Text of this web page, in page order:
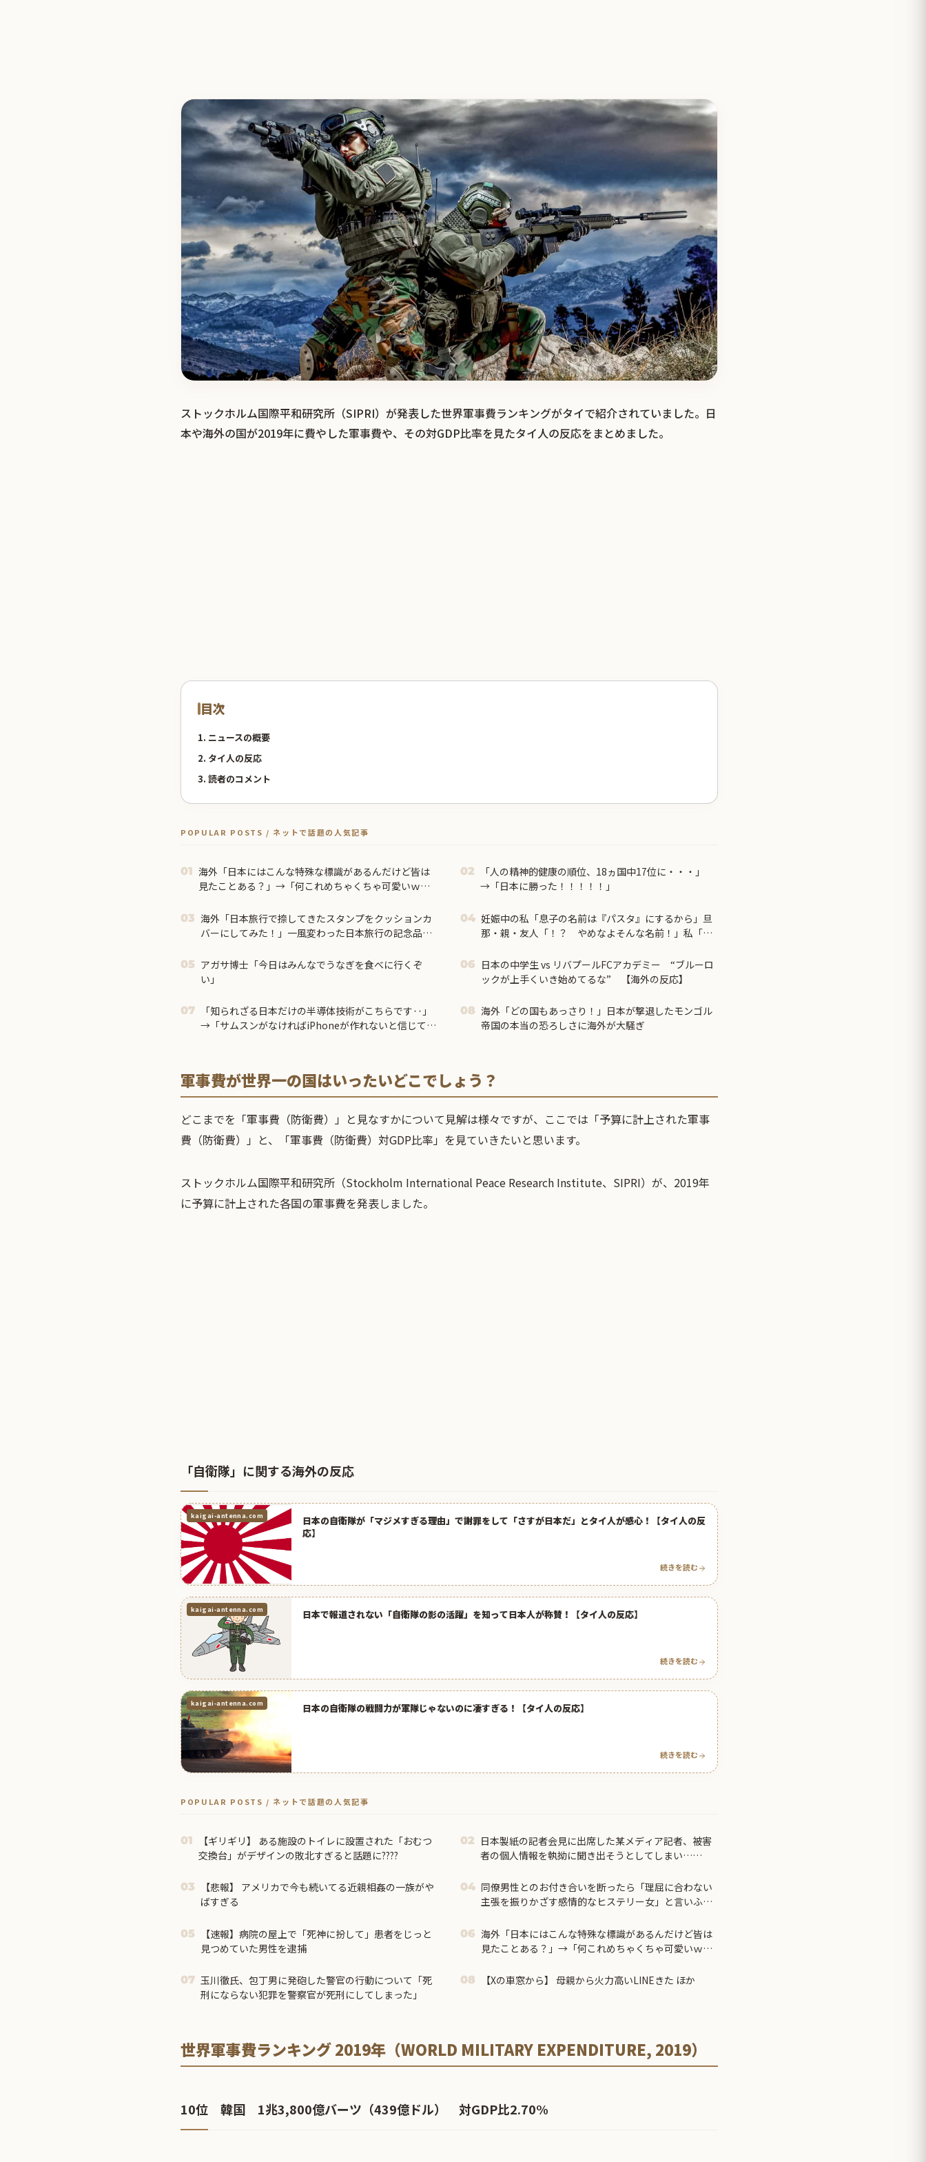
ストックホルム国際平和研究所（SIPRI）が発表した世界軍事費ランキングがタイで紹介されていました。日
本や海外の国が2019年に費やした軍事費や、その対GDP比率を見たタイ人の反応をまとめました。
目次
1. ニュースの概要
2. タイ人の反応
3. 読者のコメント
POPULAR POSTS / ネットで話題の人気記事
01 海外「日本にはこんな特殊な標識があるんだけど皆は
見たことある？」→「何これめちゃくちゃ可愛いｗ
02
「人の精神的健康の順位、18ヵ国中17位に・・・」
→「日本に勝った！！！！！」
03 海外「日本旅行で捺してきたスタンプをクッションカ
バーにしてみた！」一風変わった日本旅行の記念品の
04 妊娠中の私「息子の名前は『パスタ』にするから」旦
那・親・友人「！？ やめなよそんな名前！」私「私
続き中です・・・
05 アガサ博士「今日はみんなでうなぎを食べに行くぞ
い」
06
日本の中学生 vs リバプールFCアカデミー “ブルーロ
ックが上手くいき始めてるな” 【海外の反応】
07
「知られざる日本だけの半導体技術がこちらです‥」
→「サムスンがなければiPhoneが作れないと信じてい
08 海外「どの国もあっさり！」日本が撃退したモンゴル
帝国の本当の恐ろしさに海外が大騒ぎ
軍事費が世界一の国はいったいどこでしょう？
どこまでを「軍事費（防衛費）」と見なすかについて見解は様々ですが、ここでは「予算に計上された軍事
費（防衛費）」と、「軍事費（防衛費）対GDP比率」を見ていきたいと思います。
ストックホルム国際平和研究所（Stockholm International Peace Research Institute、SIPRI）が、2019年
に予算に計上された各国の軍事費を発表しました。
「自衛隊」に関する海外の反応
kaigai-antenna.com
日本の自衛隊が「マジメすぎる理由」で謝罪をして「さすが日本だ」とタイ人が感心！【タイ人の反
応】
続きを読む
kaigai-antenna.com 日本で報道されない「自衛隊の影の活躍」を知って日本人が称賛！【タイ人の反応】
続きを読む
kaigai-antenna.com 日本の自衛隊の戦闘力が軍隊じゃないのに凄すぎる！【タイ人の反応】
続きを読む
POPULAR POSTS / ネットで話題の人気記事
01
【ギリギリ】 ある施設のトイレに設置された「おむつ
交換台」がデザインの敗北すぎると話題に????
02
日本製紙の記者会見に出席した某メディア記者、被害
者の個人情報を執拗に聞き出そうとしてしまい……
03
【悲報】 アメリカで今も続いてる近親相姦の一族がや
ばすぎる
04 同僚男性とのお付き合いを断ったら「理屈に合わない
主張を振りかざす感情的なヒステリー女」と言いふら
05
【速報】病院の屋上で「死神に扮して」患者をじっと
見つめていた男性を逮捕
06 海外「日本にはこんな特殊な標識があるんだけど皆は
見たことある？」→「何これめちゃくちゃ可愛いｗ
07 玉川徹氏、包丁男に発砲した警官の行動について「死
刑にならない犯罪を警察官が死刑にしてしまった」
08 【Xの車窓から】 母親から火力高いLINEきた ほか
世界軍事費ランキング 2019年（WORLD MILITARY EXPENDITURE, 2019）
10位 韓国 1兆3,800億バーツ（439億ドル） 対GDP比2.70%